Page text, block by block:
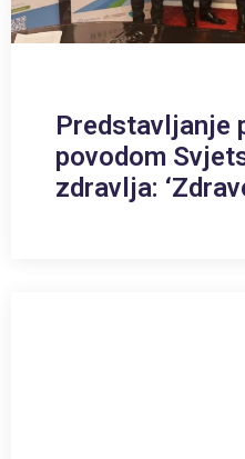
Predstavljanje
povodom
zdravlja: